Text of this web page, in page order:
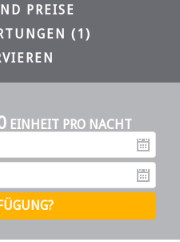
PREISE
(1)
EINHEIT PRO NACHT